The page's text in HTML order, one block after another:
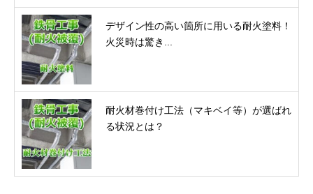
デザイン性の高い箇所に用いる耐火塗料！
火災時は驚き...
耐火材巻付け工法（マキベイ等）が選ばれ
る状況とは？